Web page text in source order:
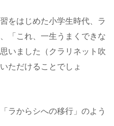
をはじめた小学生時代、ラ
「これ、一生うまくできな
いました（クラリネット吹
ただけることでしょ
ラからシへの移行」のよう